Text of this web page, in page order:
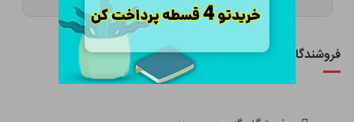
فروشندگان این کالا